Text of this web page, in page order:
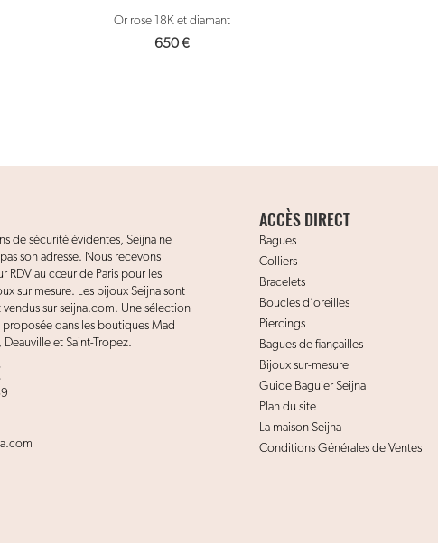
Or rose 18K et diamant
650€
de sécurité évidentes, Seijna ne
son adresse. Nous recevons
RDV au cœur de Paris pour les
sur mesure. Les bijoux Seijna sont
vendus sur seijna.com. Une sélection
proposée dans les boutiques Mad
Deauville et Saint-Tropez.
ACCÈS DIRECT
Bagues
Colliers
Bracelets
Boucles d’oreilles
Piercings
Bagues de fiançailles
Bijoux sur-mesure
Guide Baguier Seijna
Plan du site
La maison Seijna
Conditions Générales de Ventes